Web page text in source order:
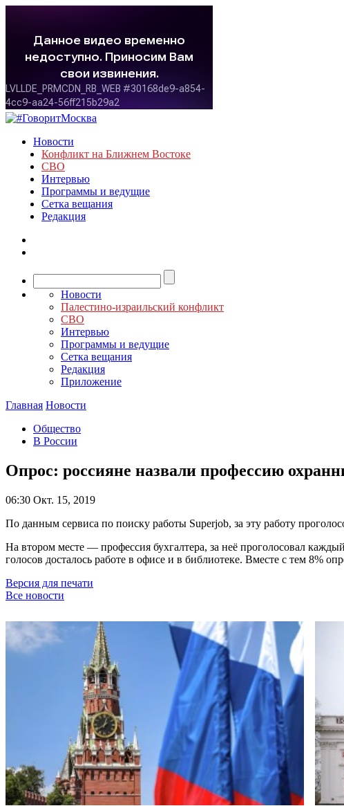
Новости
Конфликт на Ближнем Востоке
СВО
Интервью
Программы и ведущие
Сетка вещания
Редакция
Новости
Палестино-израильский конфликт
СВО
Интервью
Программы и ведущие
Сетка вещания
Редакция
Приложение
Главная Новости
Общество
В России
Опрос: россияне назвали профессию
06:30 Окт. 15, 2019
По данным сервиса по поиску работы Superjob, за эту работу
На втором месте — профессия бухгалтера, за неё проголосовал
голосов досталось работе в офисе и в библиотеке. Вместе с тем 8%
Версия для печати
Все новости